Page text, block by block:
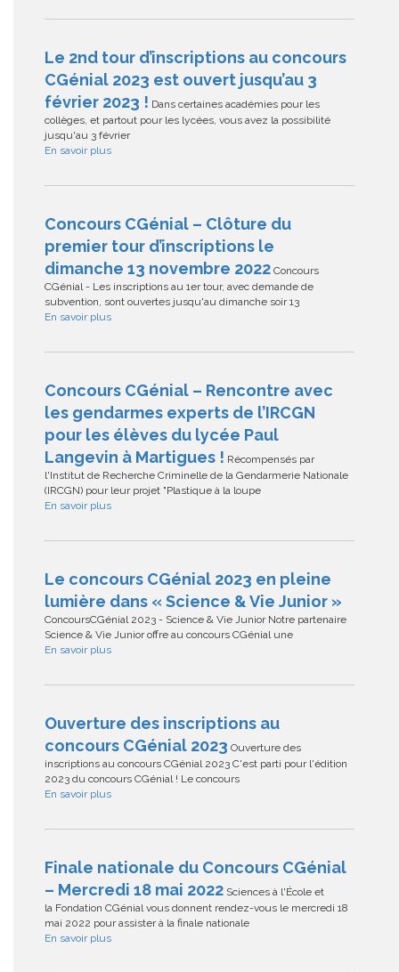
Le 2nd tour d’inscriptions au concours
CGénial 2023 est ouvert jusqu’au 3
février 2023 ! Dans certaines académies pour les
collèges, et partout pour les lycées, vous avez la possibilité
jusqu'au 3 février
En savoir plus
Concours CGénial – Clôture du
premier tour d’inscriptions le
dimanche 13 novembre 2022 Concours
CGénial - Les inscriptions au 1er tour, avec demande de
subvention, sont ouvertes jusqu'au dimanche soir 13
En savoir plus
Concours CGénial – Rencontre avec
les gendarmes experts de l’IRCGN
pour les élèves du lycée Paul
Langevin à Martigues ! Récompensés par
l'Institut de Recherche Criminelle de la Gendarmerie Nationale
(IRCGN) pour leur projet "Plastique à la loupe
En savoir plus
Le concours CGénial 2023 en pleine
lumière dans « Science & Vie Junior »
ConcoursCGénial 2023 - Science & Vie Junior Notre partenaire
Science & Vie Junior offre au concours CGénial une
En savoir plus
Ouverture des inscriptions au
concours CGénial 2023 Ouverture des
inscriptions au concours CGénial 2023 C'est parti pour l'édition
2023 du concours CGénial ! Le concours
En savoir plus
Finale nationale du Concours CGénial
– Mercredi 18 mai 2022 Sciences à l'École et
la Fondation CGénial vous donnent rendez-vous le mercredi 18
mai 2022 pour assister à la finale nationale
En savoir plus